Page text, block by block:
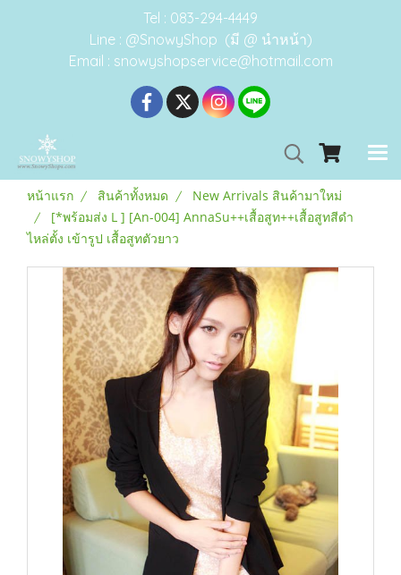
Tel : 083-294-4449
Line : @SnowyShop (มี @ นำหน้า)
Email : snowyshopservice@hotmail.com
หน้าแรก สินค้าทั้งหมด
New Arrivals สินค้ามาใหม่
[*พร้อมส่ง L ] [An-004] AnnaSu++เสื้อสูท++เสื้อสูทสีดำ
ไหล่ตั้ง เข้ารูป เสื้อสูทตัวยาว